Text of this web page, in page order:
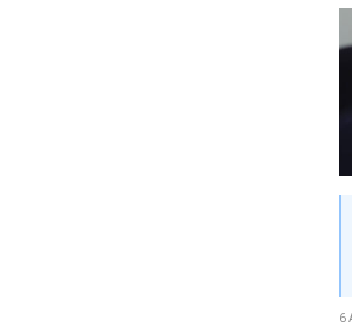
6